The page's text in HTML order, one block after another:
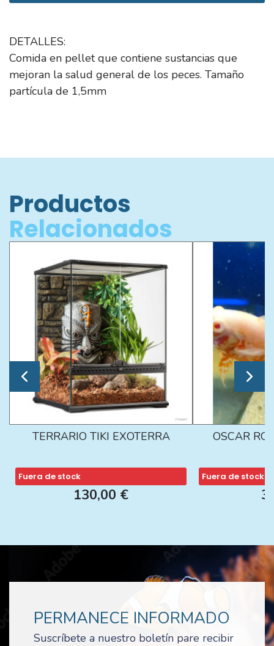
DETALLES:
Comida en pellet que contiene sustancias que
mejoran la salud general de los peces. Tamaño
partícula de 1,5mm
Productos
Relacionados
TERRARIO TIKI EXOTERRA
Fuera de stock
130,00 €
OSCAR
Fuera de stock
PERMANECE INFORMADO
Suscríbete a nuestro boletín pare recibir